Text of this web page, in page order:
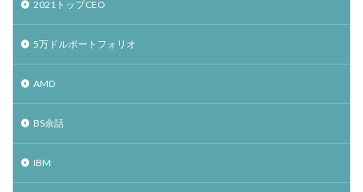
2021トップCEO
5万ドルポートフォリオ
AMD
BS余話
IBM